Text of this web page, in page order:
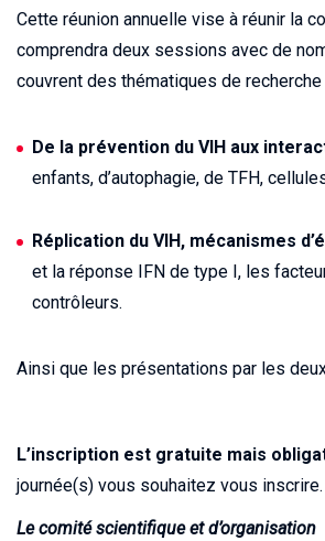
Cette réunion annuelle vise à réunir la
comprendra deux sessions avec de
couvrent des thématiques de recherche
De la prévention du VIH aux
enfants, d’autophagie, de TFH,
Réplication du VIH, mécanismes
et la réponse IFN de type I, les
contrôleurs.
Ainsi que les présentations par les
L’inscription est gratuite mais
journée(s) vous souhaitez vous inscrire.
Le comité scientifique et d’organisation